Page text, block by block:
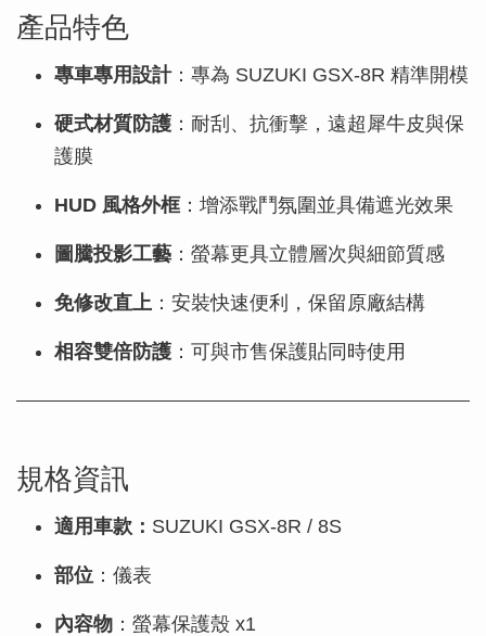
產品特色
專車專用設計：專為 SUZUKI GSX-8R 精準開模
硬式材質防護 ：耐刮、抗衝擊，遠超犀牛皮與保
護膜
HUD 風格外框：增添戰鬥氛圍並具備遮光效果
圖騰投影工藝 ：螢幕更具立體層次與細節質感
免修改直上 ：安裝快速便利，保留原廠結構
相容雙倍防護 ：可與市售保護貼同時使用
規格資訊
適用車款： SUZUKI GSX-8R / 8S
部位 ：儀表
內容物 ：螢幕保護殼 x1